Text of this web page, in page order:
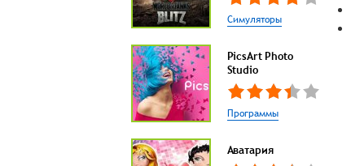
Симуляторы
PicsArt Photo
Studio
Программы
Аватария